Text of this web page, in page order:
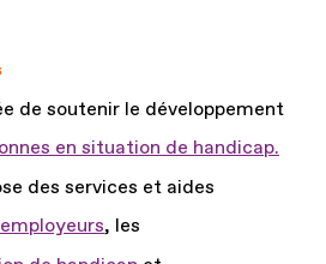
de soutenir le développement
en situation de handicap.
des services et aides
employeurs, les